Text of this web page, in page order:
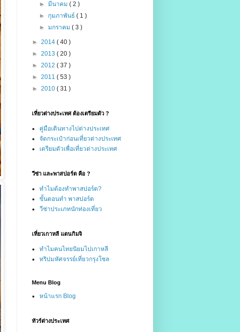
►มีนาคม( 2 )
► กุมภาพันธ์( 1 )
►มกราคม( 3 )
► 2014 ( 40 )
► 2013 ( 20 )
► 2012 ( 37 )
► 2011 ( 53 )
► 2010 ( 31 )
เที่ยวต่างประเทศ ต้องเตรียมตัว ?
คู่มือเดินทางไปต่างประเทศ
จัดกระเป๋าก่อนเที่ยวต่างประเทศ
เตรียมตัวเพื่อเที่ยวต่างประเทศ
วีซ่า และพาสปอร์ด คือ ?
ทำไมต้องทำพาสปอร์ต?
ขั้นตอนทำ พาสปอร์ต
วีซ่าประเภทนักท่องเที่ยว
เที่ยวเกาหลี แดนกิมจิ
ทำไมคนไทยนิยมไปเกาหลี
ทริปมหัศจรรย์เที่ยวกรุงโซล
Menu Blog
หน้าแรก Blog
ทัวร์ต่างประเทศ